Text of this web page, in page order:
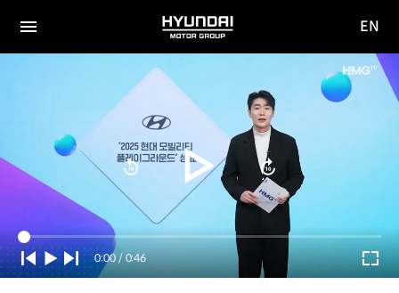
전체
HYUNDAI
MOTOR
GROUP
사이
EN
Current
Time
0:00 / Duration
0:46